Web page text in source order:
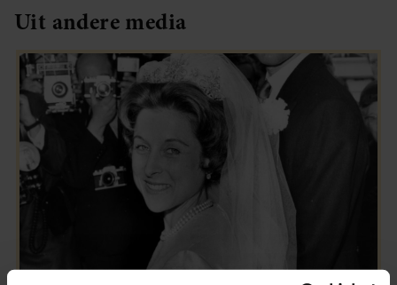
Uit andere media